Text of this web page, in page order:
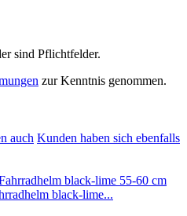
sind Pflichtfelder.
zur Kenntnis genommen.
auch Kunden haben sich ebenfalls
black-lime...